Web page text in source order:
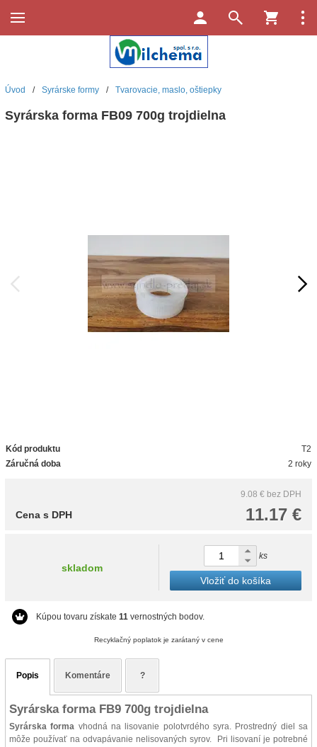
Úvod / Syrárske formy / Tvarovacie, maslo, oštiepky
Syrárska forma FB09 700g trojdielna
Kód produktu
T2
Záručná doba
2 roky
9.08 € bez DPH
11.17 €
Cena s DPH
skladom
ks
Vložiť do košíka
Kúpou tovaru získate 11 vernostných bodov.
Recyklačný poplatok je zarátaný v cene
Popis Komentáre ?
Syrárska forma FB9 700g trojdielna
Syrárska forma vhodná na lisovanie polotvrdého syra. Prostredný diel sa
môže používať na odvapávanie nelisovaných syrov. Pri lisovaní je potrebné